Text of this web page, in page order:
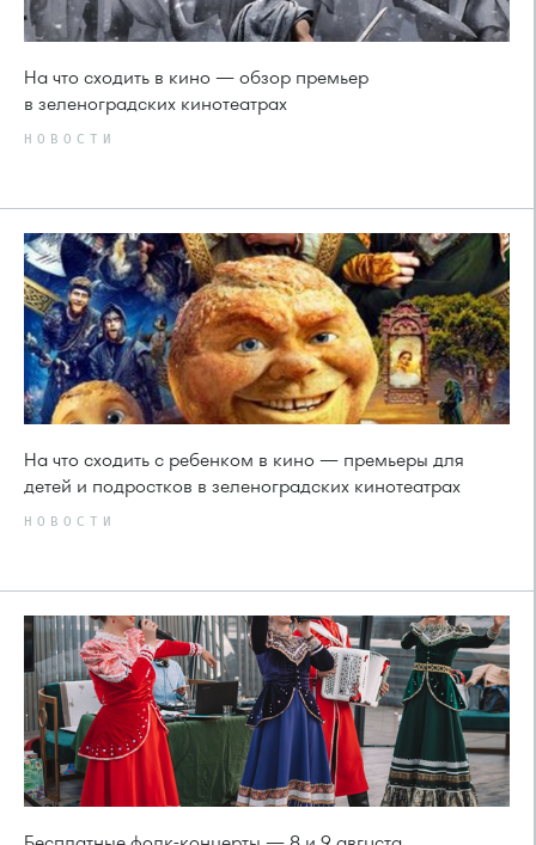
На что сходить в кино — обзор премьер
в зеленоградских кинотеатрах
НОВОСТИ
На что сходить с ребенком в кино — премьеры для
детей и подростков в зеленоградских кинотеатрах
НОВОСТИ